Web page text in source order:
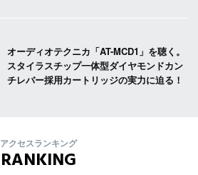
オーディオテクニカ「AT-MCD1」を聴く。
スタイラスチップ一体型ダイヤモンドカン
チレバー採用カートリッジの実力に迫る！
アクセスランキング
RANKING